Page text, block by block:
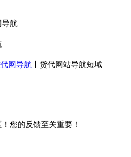
网导航 丨货代网站导航短域
您的反馈至关重要！